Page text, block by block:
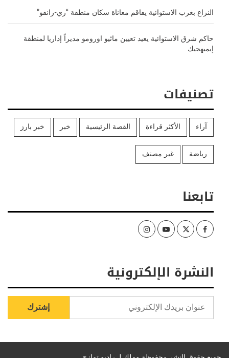
النزاع بغرب الاستوائية يفاقم معاناة سكان منطقة “ري-رانقو”
حاكم شرق الاستوائية يعيد تعيين ماثيو اورومو مديراً إداريا لمنطقة
إيميهجيك
تصنيفات
آراء الأكثر قراءة القصة الرئيسية خبر خبر بارز
رياضة غير مصنف
تابعنا
Facebook
Twitter
Youtube
Instagram
النشرة الإلكترونية